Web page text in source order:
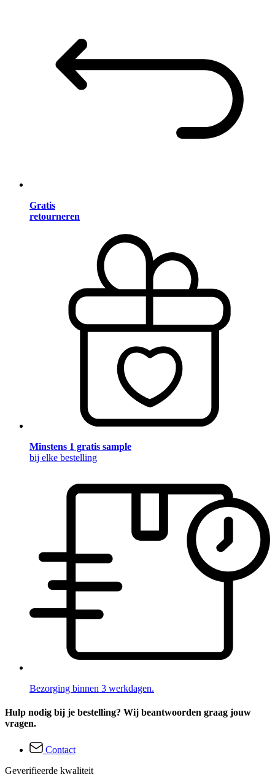
Gratis
retourneren
Minstens 1 gratis sample
bij elke bestelling
Bezorging binnen 3 werkdagen.
Hulp nodig bij je bestelling? Wij beantwoorden graag jouw
vragen.
Contact
Geverifieerde kwaliteit